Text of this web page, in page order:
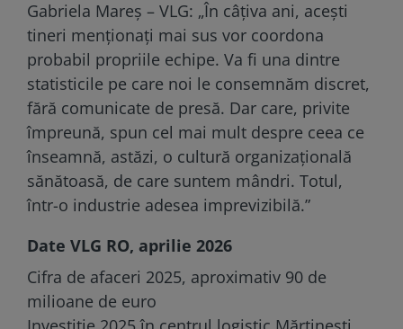
Gabriela Mareș – VLG: „În câțiva ani, acești
tineri menționați mai sus vor coordona
probabil propriile echipe. Va fi una dintre
statisticile pe care noi le consemnăm discret,
fără comunicate de presă. Dar care, privite
împreună, spun cel mai mult despre ceea ce
înseamnă, astăzi, o cultură organizațională
sănătoasă, de care suntem mândri. Totul,
într-o industrie adesea imprevizibilă.”
Date VLG RO, aprilie 2026
Cifra de afaceri 2025, aproximativ 90 de
milioane de euro